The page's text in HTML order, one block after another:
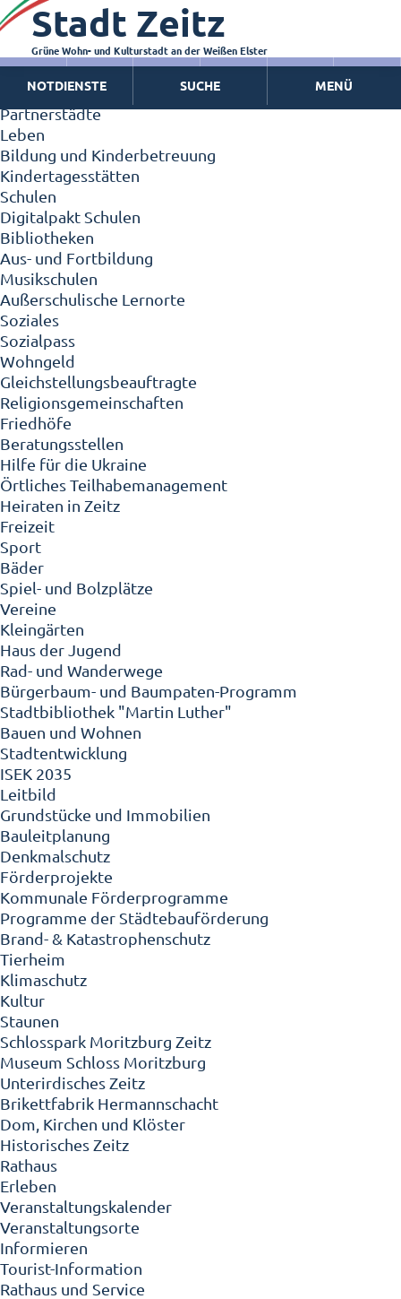
Zeitz - Die Kleinstadt
Willkommen in Zeitz!
Interview mit Oberbürgermeister Christian Thieme
Zeitz - Stadt der Zukunft
Ortschaften
Partnerstädte
Leben
Bildung und Kinderbetreuung
Kindertagesstätten
Schulen
Digitalpakt Schulen
Bibliotheken
Aus- und Fortbildung
Musikschulen
Außerschulische Lernorte
Soziales
Sozialpass
Wohngeld
Gleichstellungsbeauftragte
Religionsgemeinschaften
Friedhöfe
Beratungsstellen
Hilfe für die Ukraine
Örtliches Teilhabemanagement
Heiraten in Zeitz
Freizeit
Sport
Bäder
Spiel- und Bolzplätze
Vereine
Kleingärten
Haus der Jugend
Rad- und Wanderwege
Bürgerbaum- und Baumpaten-Programm
Stadtbibliothek "Martin Luther"
Bauen und Wohnen
Stadtentwicklung
ISEK 2035
Leitbild
Grundstücke und Immobilien
Bauleitplanung
Denkmalschutz
Förderprojekte
Kommunale Förderprogramme
Programme der Städtebauförderung
Brand- & Katastrophenschutz
Tierheim
Klimaschutz
Kultur
Staunen
Schlosspark Moritzburg Zeitz
Museum Schloss Moritzburg
Unterirdisches Zeitz
Brikettfabrik Hermannschacht
Dom, Kirchen und Klöster
Historisches Zeitz
Rathaus
Erleben
Veranstaltungskalender
Veranstaltungsorte
Informieren
Tourist-Information
Rathaus und Service
Stadt Zeitz
Grüne Wohn- und Kulturstadt an der Weißen Elster
NOTDIENSTE SUCHE MENÜ